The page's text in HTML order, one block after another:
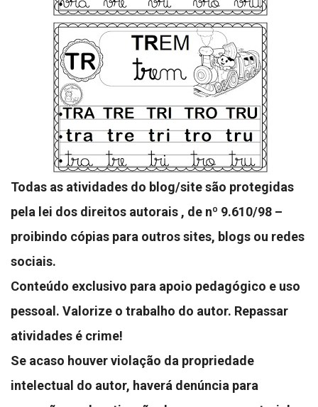
Todas as atividades do blog/site são protegidas
pela lei dos direitos autorais , de nº 9.610/98 –
proibindo cópias para outros sites, blogs ou redes
sociais.
Conteúdo exclusivo para apoio pedagógico e uso
pessoal. Valorize o trabalho do autor. Repassar
atividades é crime!
Se acaso houver violação da propriedade
intelectual do autor, haverá denúncia para